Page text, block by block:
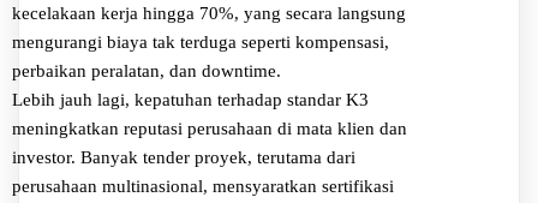
kecelakaan kerja hingga 70%, yang secara langsung
mengurangi biaya tak terduga seperti kompensasi,
perbaikan peralatan, dan downtime.
Lebih jauh lagi, kepatuhan terhadap standar K3
meningkatkan reputasi perusahaan di mata klien dan
investor. Banyak tender proyek, terutama dari
perusahaan multinasional, mensyaratkan sertifikasi